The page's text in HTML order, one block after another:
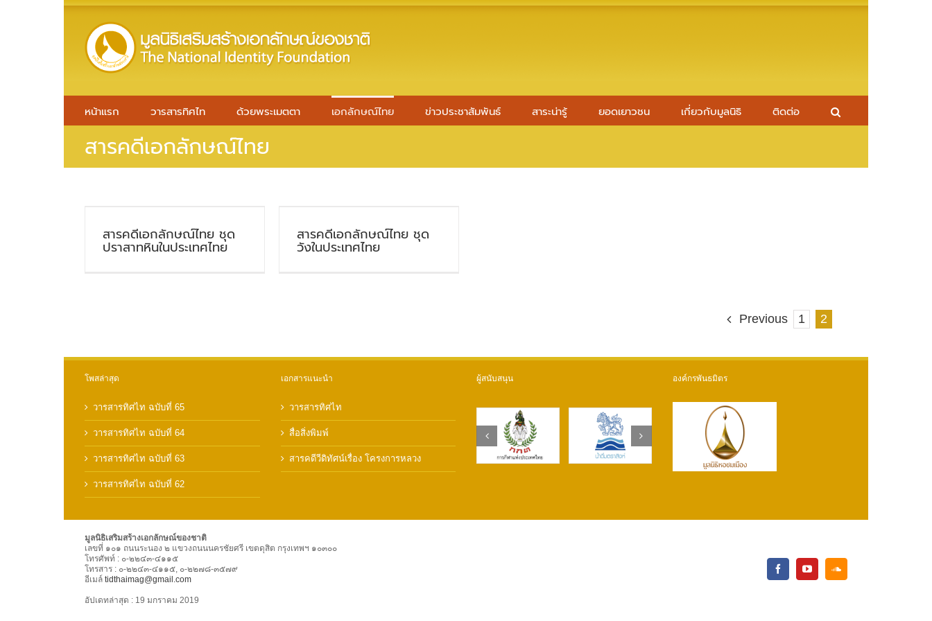
หน้าแรก วารสารทิศไท ด้วยพระเมตตา เอกลักษณ์ไทย ข่าวประชาสัมพันธ์ สาระน่ารู้ ยอดเยาวชน เกี่ยวกับมูลนิธิ ติดต่อ
สารคดีเอกลักษณ์ไทย
สารคดีเอกลักษณ์ไทย ชุด
ปราสาทหินในประเทศไทย
สารคดีเอกลักษณ์ไทย ชุด
วังในประเทศไทย
Previous 1 2
โพสล่าสุด
วารสารทิศไท ฉบับที่ 65
วารสารทิศไท ฉบับที่ 64
วารสารทิศไท ฉบับที่ 63
วารสารทิศไท ฉบับที่ 62
เอกสารแนะนำ
วารสารทิศไท
สื่อสิ่งพิมพ์
สารคดีวีดิทัศน์เรื่อง โครงการหลวง
ผู้สนับสนุน องค์กรพันธมิตร
มูลนิธิเสริมสร้างเอกลักษณ์ของชาติ
เลขที่ ๑๐๑ ถนนระนอง ๒ แขวงถนนนครชัยศรี เขตดุสิต กรุงเทพฯ ๑๐๓๐๐
โทรศัพท์ : ๐-๒๒๔๓-๔๑๑๕
โทรสาร : ๐-๒๒๔๓-๔๑๑๕, ๐-๒๒๗๘-๓๕๗๙
อีเมล์ tidthaimag@gmail.com
อัปเดทล่าสุด : 19 มกราคม 2019
FacebookYouTubeSoundCloud